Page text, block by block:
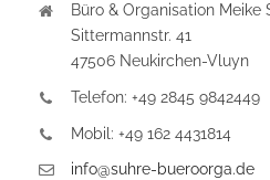
Büro & Organisation Meike
Sittermannstr. 41
47506 Neukirchen-Vluyn
Telefon: +49 2845 9842449
Mobil: +49 162 4431814
info@suhre-bueroorga.de